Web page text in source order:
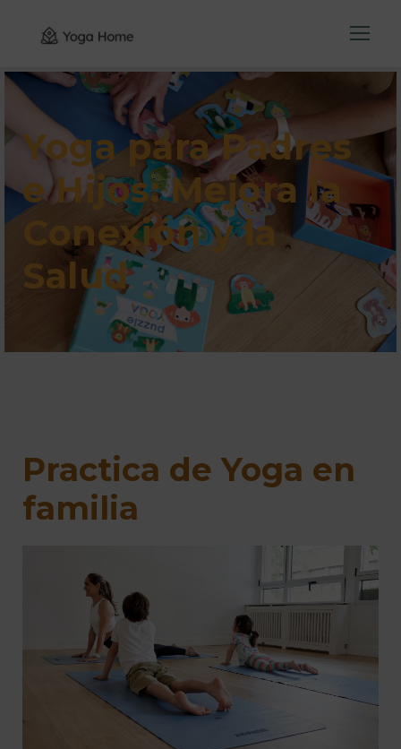
Yoga para Padres
e Hijos: Mejora la
Conexión y la
Salud
Practica de Yoga en
familia